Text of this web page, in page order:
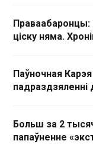
Праваабаронцы:
ціску няма.
Паўночная
падраздзяленні
Больш за 2
папаўненне